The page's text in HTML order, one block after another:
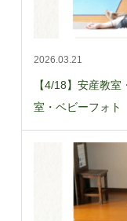
2026.03.21
【4/18】安産教
室・ベビーフォト